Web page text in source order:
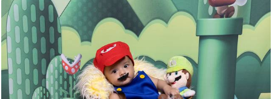
106 0